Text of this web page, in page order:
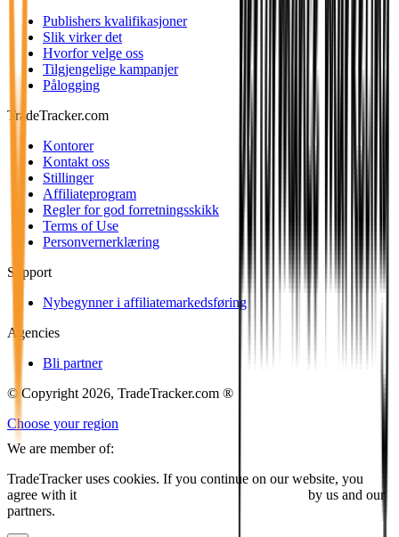
Publishers kvalifikasjoner
Slik virker det
Hvorfor velge oss
Tilgjengelige kampanjer
Pålogging
TradeTracker.com
Kontorer
Kontakt oss
Stillinger
Affiliateprogram
Regler for god forretningsskikk
Terms of Use
Personvernerklæring
Support
Nybegynner i affiliatemarkedsføring
Agencies
Bli partner
© Copyright 2026, TradeTracker.com ®
Choose your region
We are member of:
TradeTracker uses cookies. If you continue on our website, you
agree with it
by us and our
partners.